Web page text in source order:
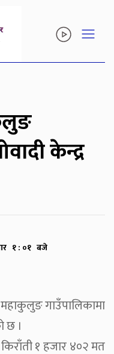
केन्द्र
१ : ०१ बजे
गाउँपालिकामा
छ ।
१ हजार ४०२ मत